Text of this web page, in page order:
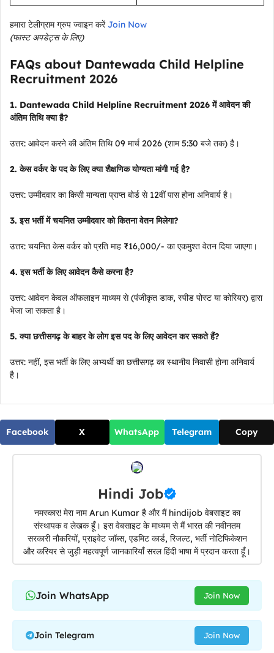
हमारा टेलीग्राम ग्रुप ज्वाइन करें Join Now
(फास्ट अपडेट्स के लिए)
FAQs about Dantewada Child Helpline
Recruitment 2026
1. Dantewada Child Helpline Recruitment 2026 में आवेदन की
अंतिम तिथि क्या है?
उत्तर: आवेदन करने की अंतिम तिथि 09 मार्च 2026 (शाम 5:30 बजे तक) है।
2. केस वर्कर के पद के लिए क्या शैक्षणिक योग्यता मांगी गई है?
उत्तर: उम्मीदवार का किसी मान्यता प्राप्त बोर्ड से 12वीं पास होना अनिवार्य है।
3. इस भर्ती में चयनित उम्मीदवार को कितना वेतन मिलेगा?
उत्तर: चयनित केस वर्कर को प्रति माह ₹16,000/- का एकमुश्त वेतन दिया जाएगा।
4. इस भर्ती के लिए आवेदन कैसे करना है?
उत्तर: आवेदन केवल ऑफलाइन माध्यम से (पंजीकृत डाक, स्पीड पोस्ट या कोरियर) द्वारा
भेजा जा सकता है।
5. क्या छत्तीसगढ़ के बाहर के लोग इस पद के लिए आवेदन कर सकते हैं?
उत्तर: नहीं, इस भर्ती के लिए अभ्यर्थी का छत्तीसगढ़ का स्थानीय निवासी होना अनिवार्य
है।
Facebook X WhatsApp Telegram Copy
Hindi Job
नमस्कार! मेरा नाम Arun Kumar है और मैं hindijob वेबसाइट का
संस्थापक व लेखक हूँ। इस वेबसाइट के माध्यम से मैं भारत की नवीनतम
सरकारी नौकरियों, प्राइवेट जॉब्स, एडमिट कार्ड, रिजल्ट, भर्ती नोटिफिकेशन
और करियर से जुड़ी महत्वपूर्ण जानकारियाँ सरल हिंदी भाषा में प्रदान करता हूँ।
Join WhatsApp Join Now
Join Telegram Join Now